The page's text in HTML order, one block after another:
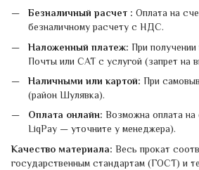
Безналичный расчет : Оплата на
безналичному расчету с НДС.
Наложенный платеж: При
Почты или САТ с услугой (запрет на
Наличными или картой: При
(район Шулявка).
Оплата онлайн: Возможна оплата
LiqPay — уточните у менеджера).
Качество материала: Весь прокат
государственным стандартам (ГОСТ) и